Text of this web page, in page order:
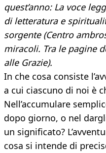
quest’anno: La voce
di letteratura e
sorgente (Centro
miracoli. Tra le pagine
alle Grazie).
In che cosa consiste
a cui ciascuno di noi è
Nell’accumulare
dopo giorno, o nel
un significato?
cosa si intende di